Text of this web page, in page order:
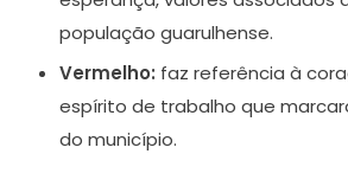
população guarulhense.
Vermelho: faz referência à
espírito de trabalho que
do município.